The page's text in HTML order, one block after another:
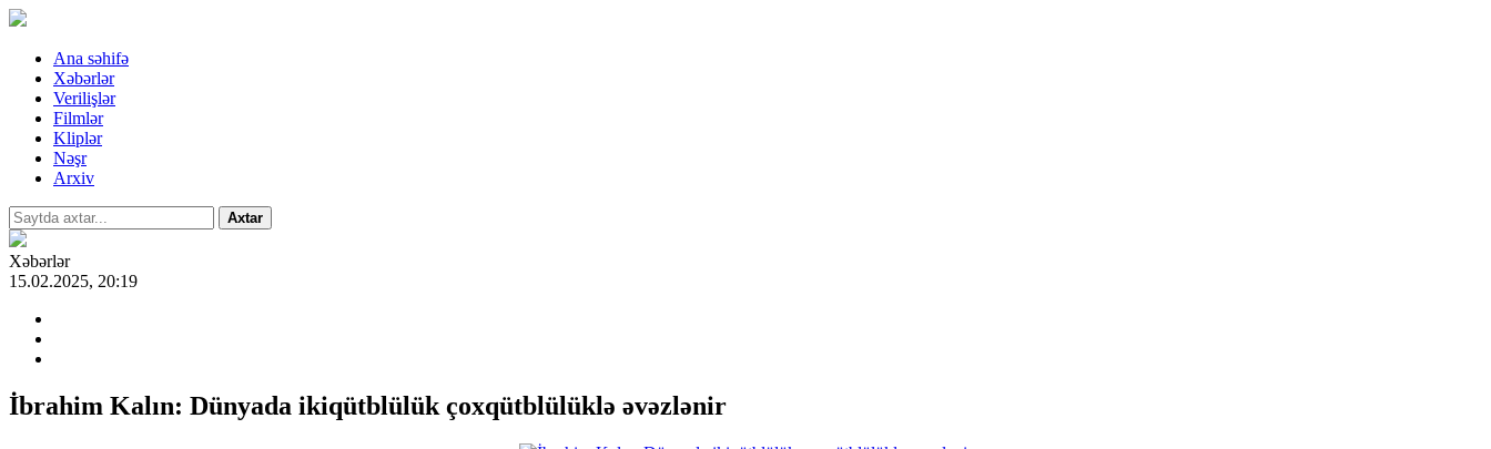
Ana səhifə
Xəbərlər
Verilişlər
Filmlər
Kliplər
Nəşr
Arxiv
Axtar
Xəbərlər
15.02.2025, 20:19
İbrahim Kalın: Dünyada ikiqütblülük çoxqütblülüklə əvəzlənir